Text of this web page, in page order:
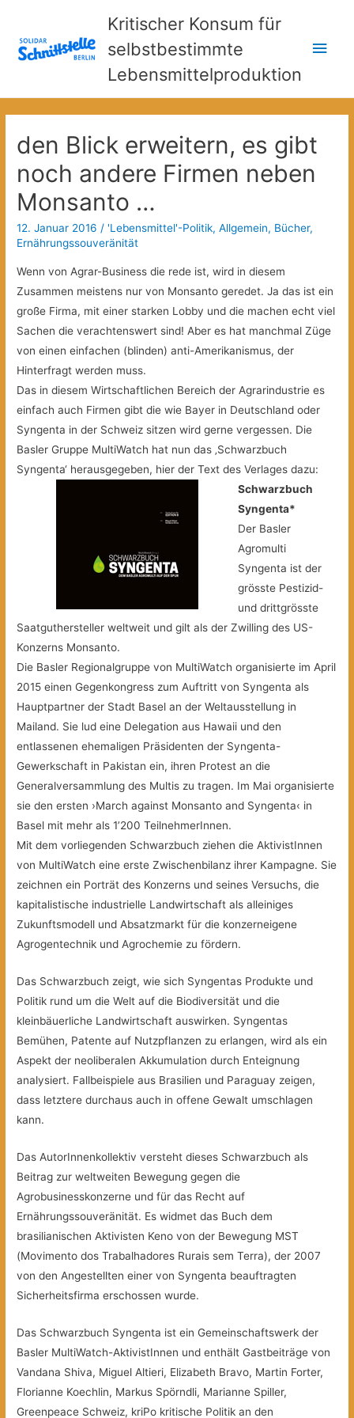
Kritischer Konsum für
selbstbestimmte
Lebensmittelproduktion
den Blick erweitern, es gibt
noch andere Firmen neben
Monsanto …
12. Januar 2016 / 'Lebensmittel'-Politik,Allgemein, Bücher,
Ernährungssouveränität
Wenn von Agrar-Business die rede ist, wird in diesem
Zusammen meistens nur von Monsanto geredet. Ja das ist ein
große Firma, mit einer starken Lobby und die machen echt viel
Sachen die verachtenswert sind! Aber es hat manchmal Züge
von einen einfachen (blinden) anti-Amerikanismus, der
Hinterfragt werden muss.
Das in diesem Wirtschaftlichen Bereich der Agrarindustrie es
einfach auch Firmen gibt die wie Bayer in Deutschland oder
Syngenta in der Schweiz sitzen wird gerne vergessen. Die
Basler Gruppe MultiWatch hat nun das ‚Schwarzbuch
Syngenta‘ herausgegeben, hier der Text des Verlages dazu:
Schwarzbuch
Syngenta*
Der Basler
Agromulti
Syngenta ist der
grösste Pestizid-
und drittgrösste
Saatguthersteller weltweit und gilt als der Zwilling des US-
Konzerns Monsanto.
Die Basler Regionalgruppe von MultiWatch organisierte im April
2015 einen Gegenkongress zum Auftritt von Syngenta als
Hauptpartner der Stadt Basel an der Weltausstellung in
Mailand. Sie lud eine Delegation aus Hawaii und den
entlassenen ehemaligen Präsidenten der Syngenta-
Gewerkschaft in Pakistan ein, ihren Protest an die
Generalversammlung des Multis zu tragen. Im Mai organisierte
sie den ersten ›March against Monsanto and Syngenta‹ in
Basel mit mehr als 1’200 TeilnehmerInnen.
Mit dem vorliegenden Schwarzbuch ziehen die AktivistInnen
von MultiWatch eine erste Zwischenbilanz ihrer Kampagne. Sie
zeichnen ein Porträt des Konzerns und seines Versuchs, die
kapitalistische industrielle Landwirtschaft als alleiniges
Zukunftsmodell und Absatzmarkt für die konzerneigene
Agrogentechnik und Agrochemie zu fördern.
Das Schwarzbuch zeigt, wie sich Syngentas Produkte und
Politik rund um die Welt auf die Biodiversität und die
kleinbäuerliche Landwirtschaft auswirken. Syngentas
Bemühen, Patente auf Nutzpflanzen zu erlangen, wird als ein
Aspekt der neoliberalen Akkumulation durch Enteignung
analysiert. Fallbeispiele aus Brasilien und Paraguay zeigen,
dass letztere durchaus auch in offene Gewalt umschlagen
kann.
Das AutorInnenkollektiv versteht dieses Schwarzbuch als
Beitrag zur weltweiten Bewegung gegen die
Agrobusinesskonzerne und für das Recht auf
Ernährungssouveränität. Es widmet das Buch dem
brasilianischen Aktivisten Keno von der Bewegung MST
(Movimento dos Trabalhadores Rurais sem Terra), der 2007
von den Angestellten einer von Syngenta beauftragten
Sicherheitsfirma erschossen wurde.
Das Schwarzbuch Syngenta ist ein Gemeinschaftswerk der
Basler MultiWatch-AktivistInnen und enthält Gastbeiträge von
Vandana Shiva, Miguel Altieri, Elizabeth Bravo, Martin Forter,
Florianne Koechlin, Markus Spörndli, Marianne Spiller,
Greenpeace Schweiz, kriPo kritische Politik an den